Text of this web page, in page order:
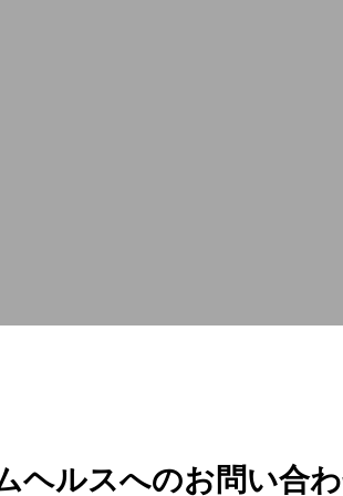
ヘルスへのお問い合